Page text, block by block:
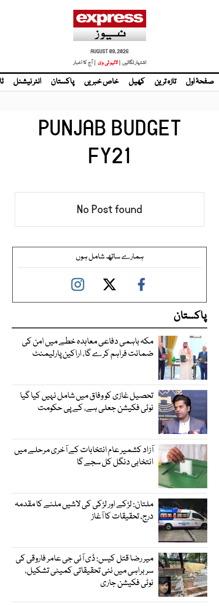
AUGUST 09, 2026
اشتہار لگائیں |
| آج کا اخبار
صفحۂ اول تازہ ترین کھیل خاص خبریں پاکستان انٹر نیشنل
PUNJAB BUDGET
FY21
No Post found
ہمارے ساتھ شامل ہوں
پاکستان
مکہ باہمی دفاعی معاہدہ خطے میں امن کی
ضمانت فراہم کرے گا، اراکین پارلیمنٹ
تحصیل غازی کو وفاق میں شامل نہیں کیا گیا
نوٹی فکیشن جعلی ہے، کے پی حکومت
آزاد کشمیر عام انتخابات کے آخری مرحلے میں
انتخابی دنگل کل سجے گا
ملتان: لڑکے اور لڑکی کی لاشیں ملنے کا مقدمہ
درج، تحقیقات کا آغاز
میر رضا قتل کیس: ڈی آئی جی عامر فاروقی کی
سربراہی میں نئی تحقیقاتی کمیٹی تشکیل،
نوٹی فکیشن جاری